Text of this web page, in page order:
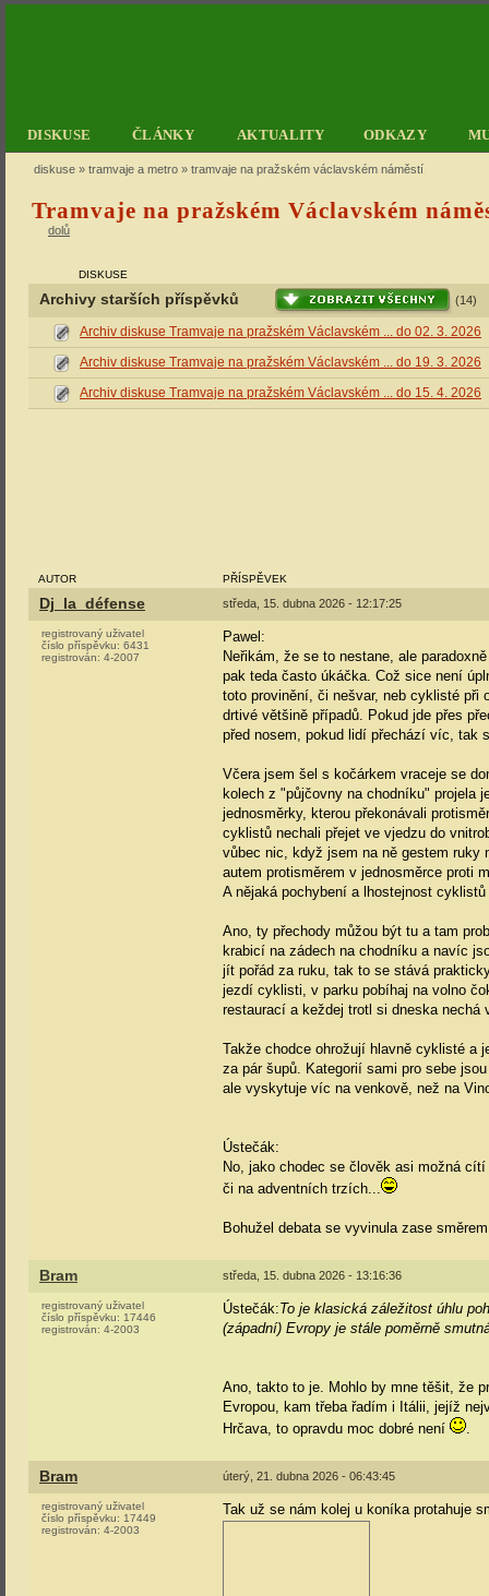
DISKUSE ČLÁNKY AKTUALITY ODKAZY
diskuse » tramvaje a metro » tramvaje na pražském václavském náměstí
Tramvaje na pražském Václavském
dolů
DISKUSE
Archivy starších příspěvků (14)
Archiv diskuse Tramvaje na pražském Václavském ... do 02. 3. 2026
Archiv diskuse Tramvaje na pražském Václavském ... do 19. 3. 2026
Archiv diskuse Tramvaje na pražském Václavském ... do 15. 4. 2026
AUTOR PŘÍSPĚVEK
Dj_la_défense středa, 15. dubna 2026 - 12:17:25
registrovaný uživatel
číslo příspěvku: 6431
registrován: 4-2007
Pawel:
Neřikám, že se to nestane, ale
pak teda často úkáčka. Což sice není
toto provinění, či nešvar, neb cyklisté při
drtivé většině případů. Pokud jde přes
před nosem, pokud lidí přechází víc, tak
Včera jsem šel s kočárkem vraceje se
kolech z "půjčovny na chodníku" projela
jednosměrky, kterou překonávali
cyklistů nechali přejet ve vjedzu do
vůbec nic, když jsem na ně gestem ruky
autem protisměrem v jednosměrce proti
A nějaká pochybení a lhostejnost
Ano, ty přechody můžou být tu a tam
krabicí na zádech na chodníku a navíc
jít pořád za ruku, tak to se stává
jezdí cyklisti, v parku pobíhaj na volno
restaurací a keždej trotl si dneska
Takže chodce ohrožují hlavně cyklisté a
za pár šupů. Kategorií sami pro sebe
ale vyskytuje víc na venkově, než na
Ústečák:
No, jako chodec se člověk asi možná
či na adventních trzích...
Bohužel debata se vyvinula zase
Bram středa, 15. dubna 2026 - 13:16:36
registrovaný uživatel
číslo příspěvku: 17446
registrován: 4-2003
Ústečák:To je klasická záležitost úhlu
(západní) Evropy je stále poměrně
Ano, takto to je. Mohlo by mne těšit, že
Evropou, kam třeba řadím i Itálii, jejíž
Hrčava, to opravdu moc dobré není
.
Bram úterý, 21. dubna 2026 - 06:43:45
registrovaný uživatel
číslo příspěvku: 17449
registrován: 4-2003
Tak už se nám kolej u koníka protahuje